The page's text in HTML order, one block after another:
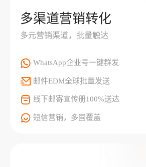
多渠道营销转化
多元营销渠道，批量触达
WhatsApp企业号一键群发
邮件EDM全球批量发送
线下邮寄宣传册100%送达
短信营销，多国覆盖